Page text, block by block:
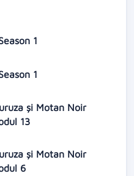
1
1
și Motan Noir
13
și Motan Noir
6